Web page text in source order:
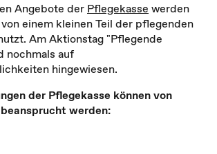
Angebote der Pflegekasse werden
einem kleinen Teil der pflegenden
Am Aktionstag "Pflegende
nochmals auf
hingewiesen.
der Pflegekasse können von
werden: